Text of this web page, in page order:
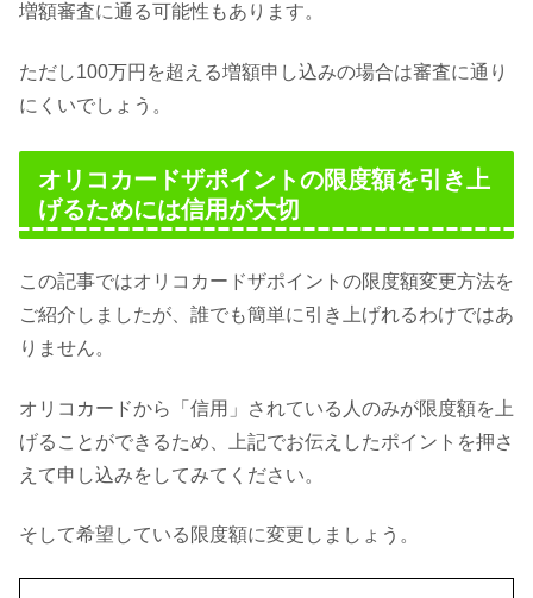
増額審査に通る可能性もあります。
ただし100万円を超える増額申し込みの場合は審査に通り
にくいでしょう。
オリコカードザポイントの限度額を引き上
げるためには信用が大切
この記事ではオリコカードザポイントの限度額変更方法を
ご紹介しましたが、誰でも簡単に引き上げれるわけではあ
りません。
オリコカードから「信用」されている人のみが限度額を上
げることができるため、上記でお伝えしたポイントを押さ
えて申し込みをしてみてください。
そして希望している限度額に変更しましょう。